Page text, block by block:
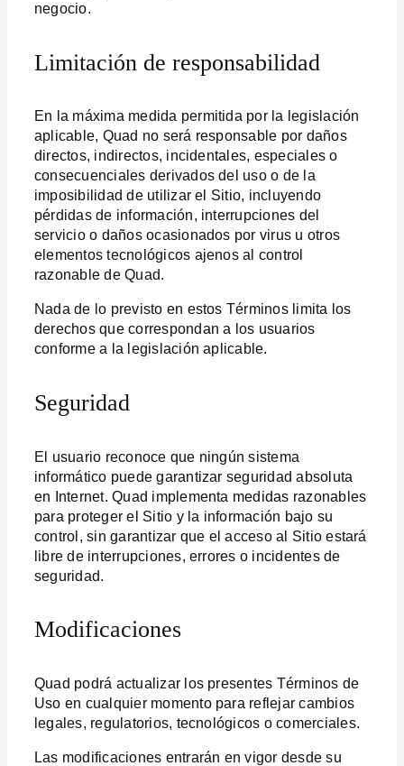
negocio.
Limitación de responsabilidad
En la máxima medida permitida por la legislación
aplicable, Quad no será responsable por daños
directos, indirectos, incidentales, especiales o
consecuenciales derivados del uso o de la
imposibilidad de utilizar el Sitio, incluyendo
pérdidas de información, interrupciones del
servicio o daños ocasionados por virus u otros
elementos tecnológicos ajenos al control
razonable de Quad.
Nada de lo previsto en estos Términos limita los
derechos que correspondan a los usuarios
conforme a la legislación aplicable.
Seguridad
El usuario reconoce que ningún sistema
informático puede garantizar seguridad absoluta
en Internet. Quad implementa medidas razonables
para proteger el Sitio y la información bajo su
control, sin garantizar que el acceso al Sitio estará
libre de interrupciones, errores o incidentes de
seguridad.
Modificaciones
Quad podrá actualizar los presentes Términos de
Uso en cualquier momento para reflejar cambios
legales, regulatorios, tecnológicos o comerciales.
Las modificaciones entrarán en vigor desde su